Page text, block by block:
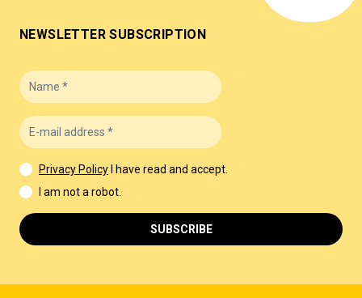
NEWSLETTER SUBSCRIPTION
Privacy Policy
I have read and accept.
I am not a robot.
SUBSCRIBE